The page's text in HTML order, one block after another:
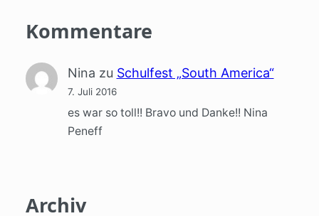
Kommentare
Nina zu Schulfest „South America“
7. Juli 2016
es war so toll!! Bravo und Danke!! Nina
Peneff
Archiv